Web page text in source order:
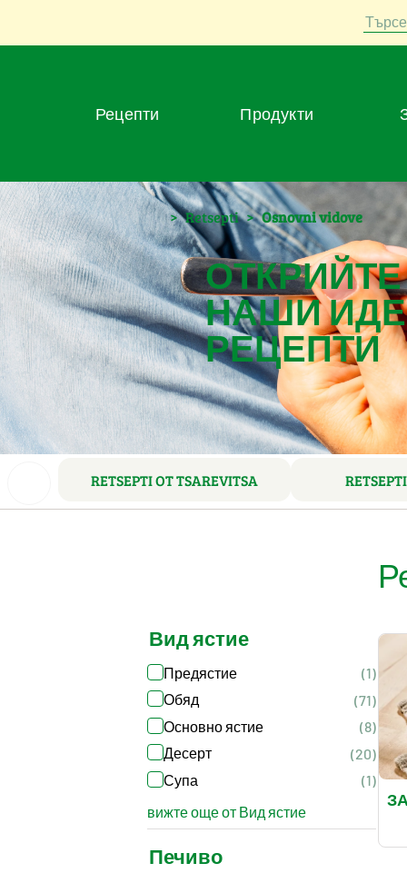
Рецепти Продукти
> Retsepti > Osnovni vidove
НАШИ
РЕЦЕПТИ
RETSEPTI OT TSAREVITSA
Вид ястие
Предястие
(1)
Обяд
(71)
Основно ястие
(8)
Десерт
(20)
Супа
(1)
вижте още от Вид ястие
Печиво